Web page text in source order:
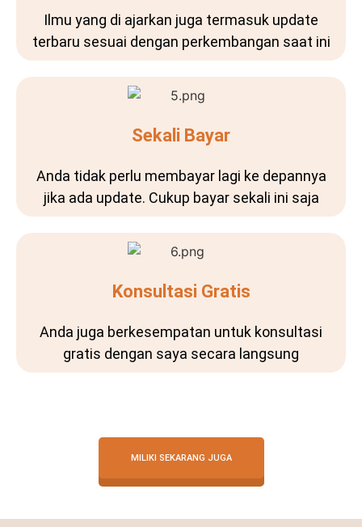
Ilmu yang di ajarkan juga termasuk update
terbaru sesuai dengan perkembangan saat ini
Sekali Bayar
Anda tidak perlu membayar lagi ke depannya
jika ada update. Cukup bayar sekali ini saja
Konsultasi Gratis
Anda juga berkesempatan untuk konsultasi
gratis dengan saya secara langsung
MILIKI SEKARANG JUGA